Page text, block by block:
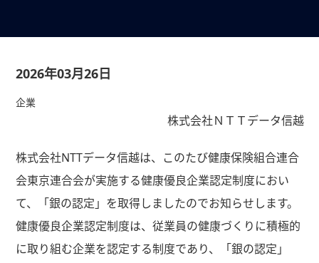
2026年03月26日
企業
株式会社ＮＴＴデータ信越
株式会社NTTデータ信越は、このたび健康保険組合連合
会東京連合会が実施する健康優良企業認定制度におい
て、「銀の認定」を取得しましたのでお知らせします。
健康優良企業認定制度は、従業員の健康づくりに積極的
に取り組む企業を認定する制度であり、「銀の認定」